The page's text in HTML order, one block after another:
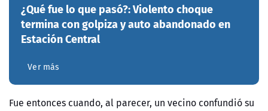
¿Qué fue lo que pasó?: Violento choque
termina con golpiza y auto abandonado en
Estación Central
Ver más
Fue entonces cuando, al parecer, un vecino confundió su